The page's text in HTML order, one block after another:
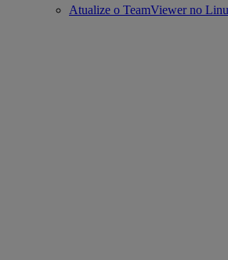
Atualize o TeamViewer no